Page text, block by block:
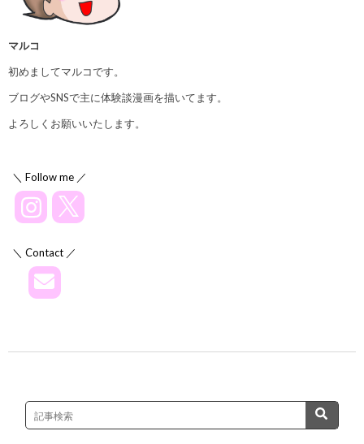
マルコ
初めましてマルコです。
ブログやSNSで主に体験談漫画を描いてます。
よろしくお願いいたします。
＼ Follow me ／
＼ Contact ／